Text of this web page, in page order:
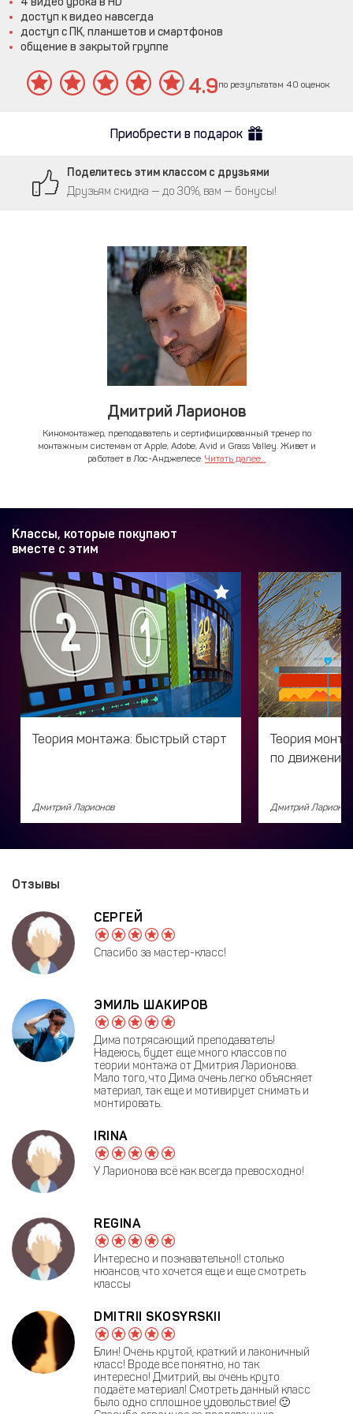
доступ к видео навсегда
доступ с ПК, планшетов и смартфонов
общение в закрытой группе
4.9по результатам 40 оценок
Приобрести в подарок
Поделитесь этим классом с друзьями
Друзьям скидка — до 30%, вам — бонусы!
Дмитрий Ларионов
Киномонтажер, преподаватель и сертифицированный тренер по
монтажным системам от Apple, Adobe, Avid и Grass Valley. Живет и
работает в Лос-Анджелесе. Читать далее...
Классы, которые покупают
вместе с этим
Теория монтажа: быстрый старт
Дмитрий Ларионов
Теория
по движению
Дмитрий Ларионов
Отзывы
СЕРГЕЙ
Спасибо за мастер-класс!
ЭМИЛЬ ШАКИРОВ
Дима потрясающий преподаватель!
Надеюсь, будет еще много классов по
теории монтажа от Дмитрия Ларионова.
Мало того, что Дима очень легко объясняет
материал, так еще и мотивирует снимать и
монтировать.
IRINA
У Ларионова всё как всегда превосходно!
REGINA
Интересно и познавательно!! столько
нюансов, что хочется еще и еще смотреть
классы
DMITRII SKOSYRSKII
Блин! Очень крутой, краткий и лаконичный
класс! Вроде все понятно, но так
интересно! Дмитрий, вы очень круто
подаёте материал! Смотреть данный класс
было одно сплошное удовольствие! 🙂